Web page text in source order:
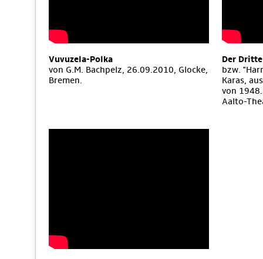
Vuvuzela-Polka
von G.M. Bachpelz, 26.09.2010, Glocke,
Bremen.
Der
bzw.
Karas,
von
Aalto-